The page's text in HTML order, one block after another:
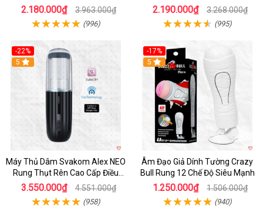
Sạc Pin
2.180.000₫ 3.963.000₫
(996)
2.190.000₫ 3.268.000₫
(995)
-22%
5
Máy Thủ Dâm Svakom Alex NEO
Rung Thụt Rên Cao Cấp Điều
Khiển App
3.550.000₫ 4.551.000₫
(958)
-17%
5
Âm Đạo Giả Dính Tường Crazy
Bull Rung 12 Chế Độ Siêu Mạnh
1.250.000₫ 1.506.000₫
(940)